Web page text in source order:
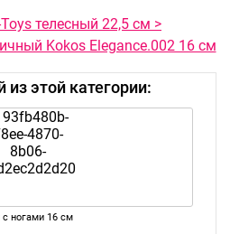
телесный 22,5 см >
Kokos Elegance.002 16 см
из этой категории:
с ногами 16 см